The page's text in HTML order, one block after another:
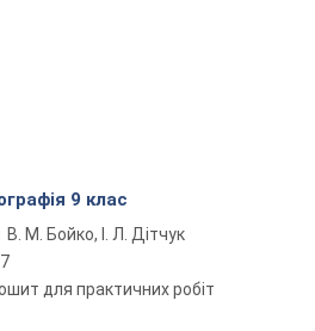
9 клас
В. М. Бойко, І. Л. Дітчук
для практичних робіт